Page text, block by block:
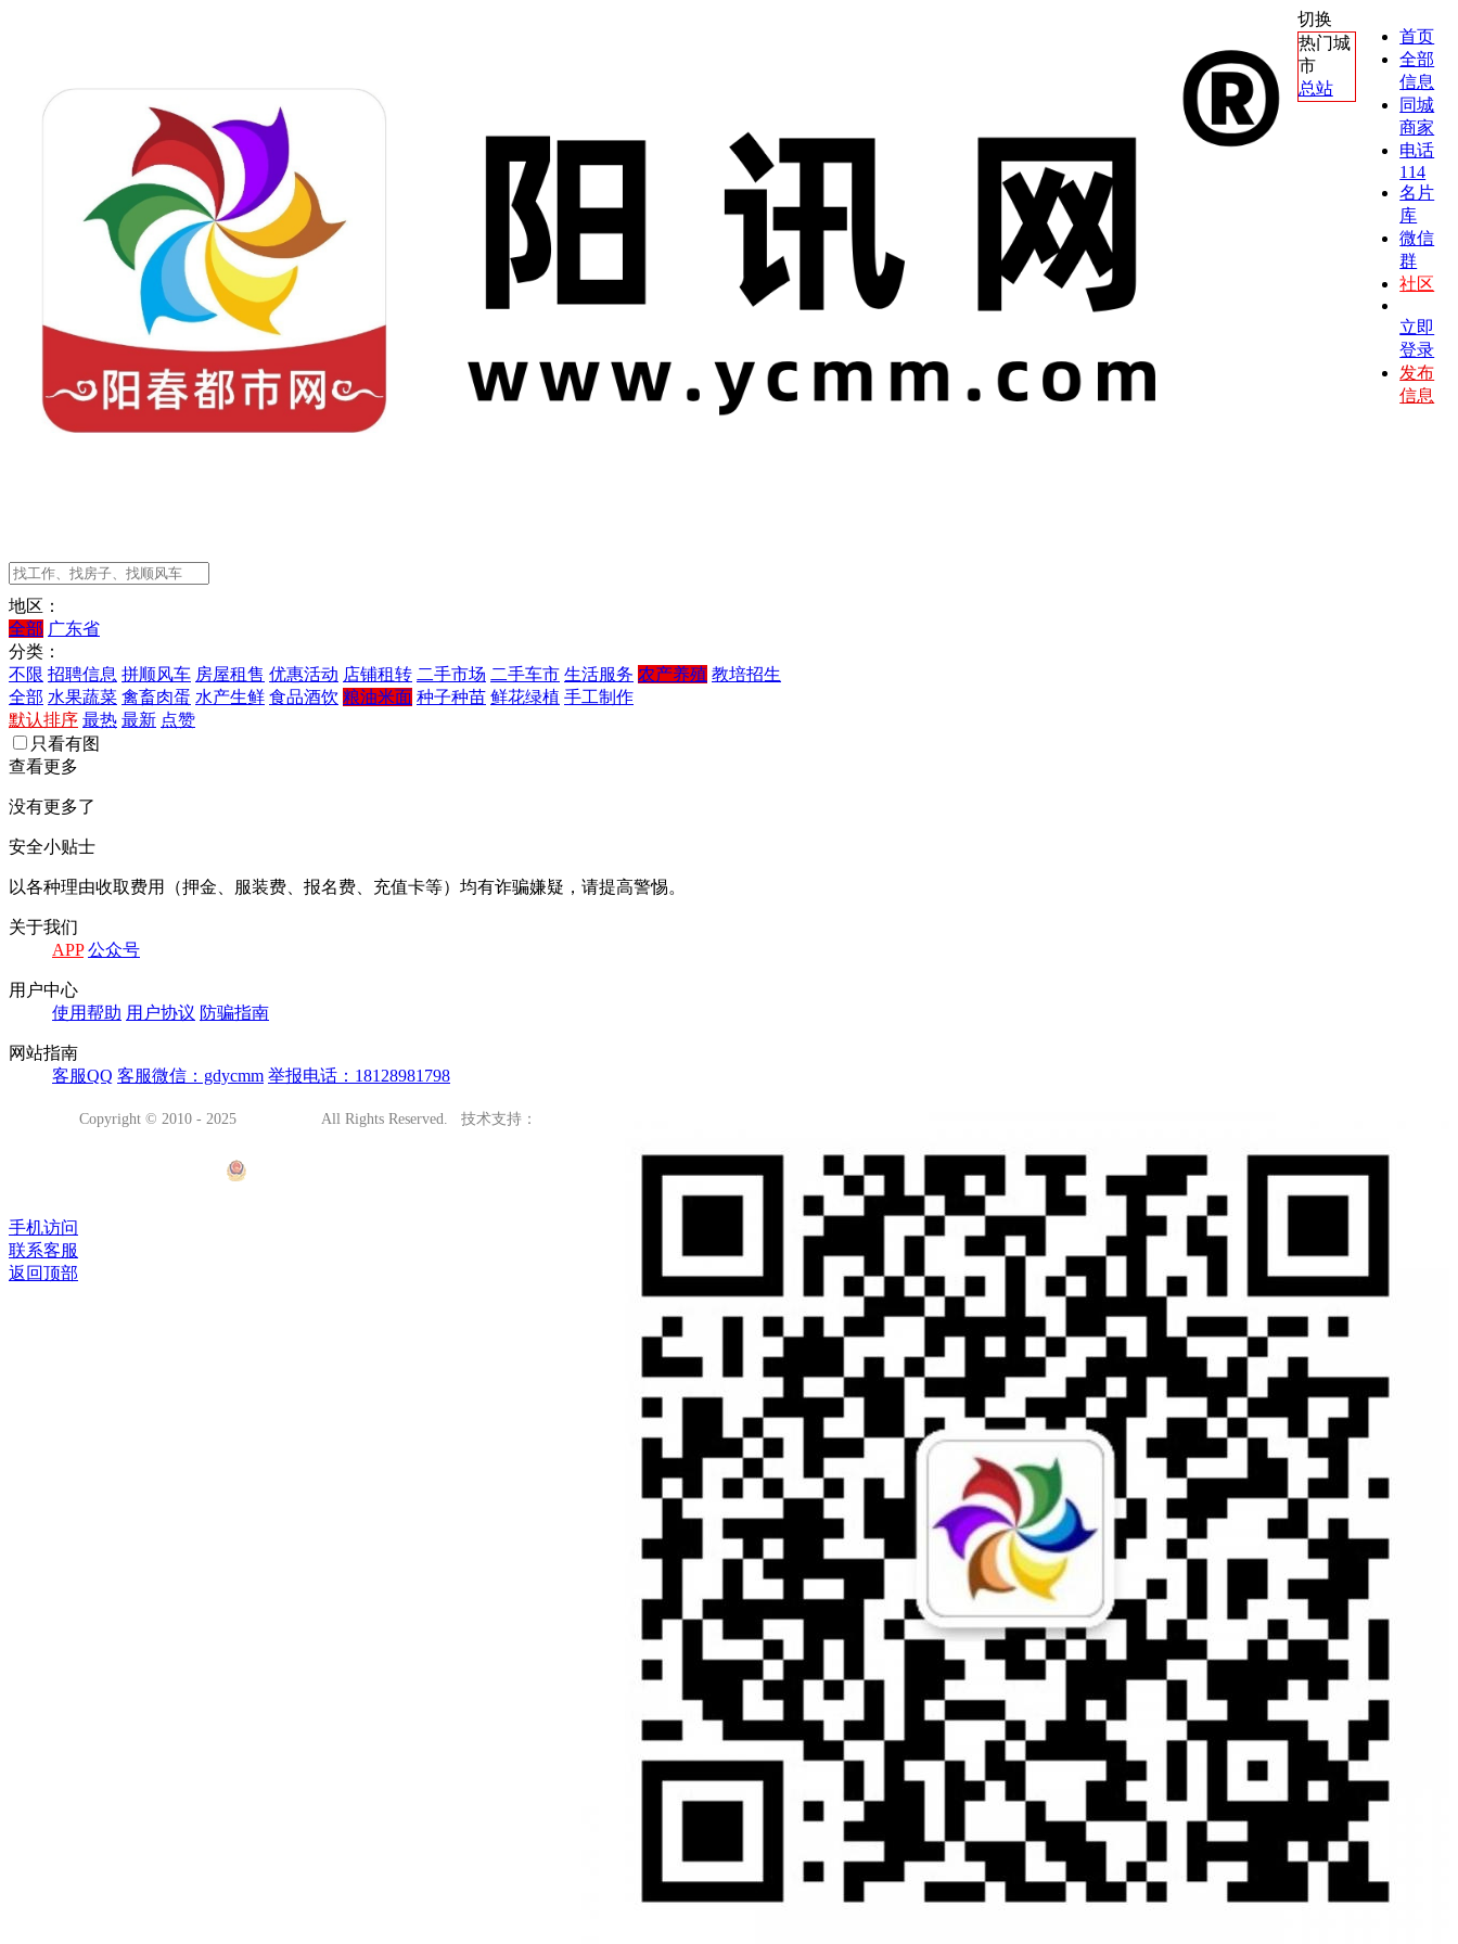
切换
热门城
市
总站
首页
全部
信息
同城
商家
电话
114
名片
库
微信
群
社区
立即
登录
发布
信息
地区：
全部 广东省
分类：
不限 招聘信息 拼顺风车 房屋租售 优惠活动 店铺租转 二手市场 二手车市 生活服务 农产养殖 教培招生
全部 水果蔬菜 禽畜肉蛋 水产生鲜 食品酒饮 粮油米面 种子种苗 鲜花绿植 手工制作
默认排序 最热 最新 点赞
只看有图
查看更多
没有更多了
安全小贴士
以各种理由收取费用（押金、服装费、报名费、充值卡等）均有诈骗嫌疑，请提高警惕。
关于我们
APP 公众号
用户中心
使用帮助 用户协议 防骗指南
网站指南
客服QQ 客服微信：gdycmm 举报电话：18128981798
Copyright © 2010 - 2025
All Rights Reserved. 技术支持：
手机访问
联系客服
返回顶部